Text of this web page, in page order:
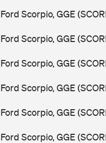
Ford Scorpio, GGE
Ford Scorpio, GGE
Ford Scorpio, GGE
Ford Scorpio, GGE
Ford Scorpio, GGE
Ford Scorpio, GGE